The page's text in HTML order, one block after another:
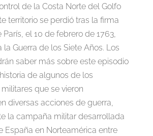
de la Costa Norte del Golfo
territorio se perdió tras la firma
el 10 de febrero de 1763,
la Guerra de los Siete Años. Los
saber más sobre este episodio
de algunos de los
que se vieron
diversas acciones de guerra,
la campaña militar desarrollada
España en Norteamérica entre